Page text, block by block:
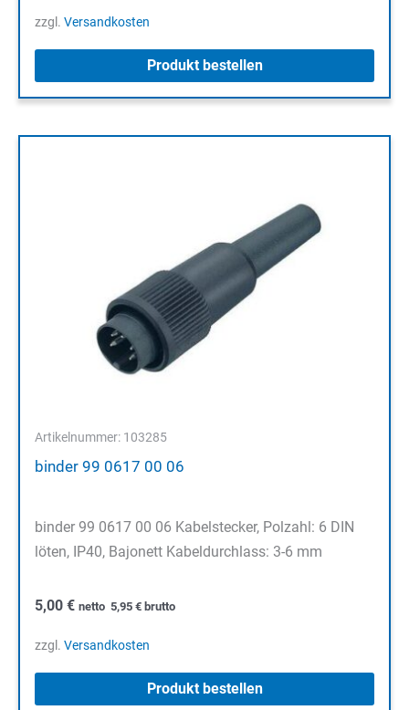
zzgl. Versandkosten
Produkt bestellen
Artikelnummer: 103285
binder 99 0617 00 06
binder 99 0617 00 06 Kabelstecker, Polzahl: 6 DIN
löten, IP40, Bajonett Kabeldurchlass: 3-6 mm
5,00 € netto 5,95 € brutto
zzgl. Versandkosten
Produkt bestellen